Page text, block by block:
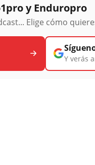
y Enduropro
Elige cómo
Y verás